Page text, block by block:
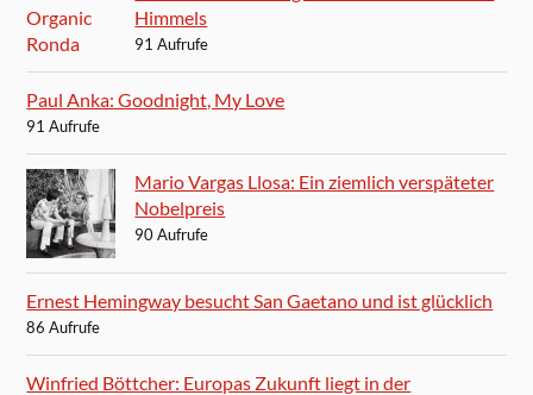
Himmels
91 Aufrufe
Paul Anka: Goodnight, My Love
91 Aufrufe
Mario Vargas Llosa: Ein ziemlich verspäteter
Nobelpreis
90 Aufrufe
Ernest Hemingway besucht San Gaetano und ist glücklich
86 Aufrufe
Winfried Böttcher: Europas Zukunft liegt in der